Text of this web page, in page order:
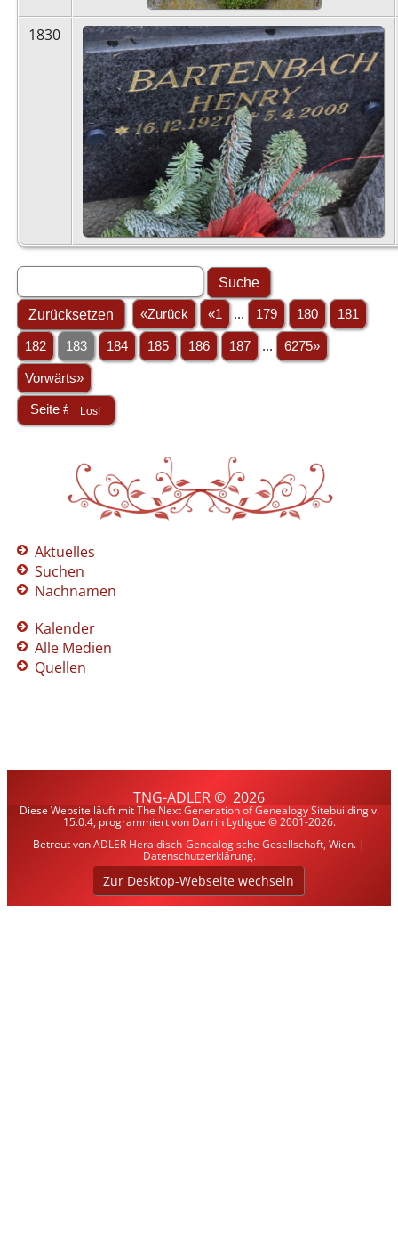
1830
«Zurück «1 ... 179 180 181
182 183 184 185 186 187 ... 6275»
Vorwärts»
Aktuelles
Suchen
Nachnamen
Kalender
Alle Medien
Quellen
TNG-ADLER© 2026
Diese Website läuft mitThe Next Generation of Genealogy Sitebuildingv.
15.0.4, programmiert von Darrin Lythgoe © 2001-2026.
Betreut vonADLER Heraldisch-Genealogische Gesellschaft, Wien. |
Datenschutzerklärung.
Zur Desktop-Webseite wechseln